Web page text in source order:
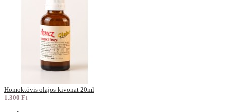
Homoktövis olajos kivonat 20ml
1.300 Ft